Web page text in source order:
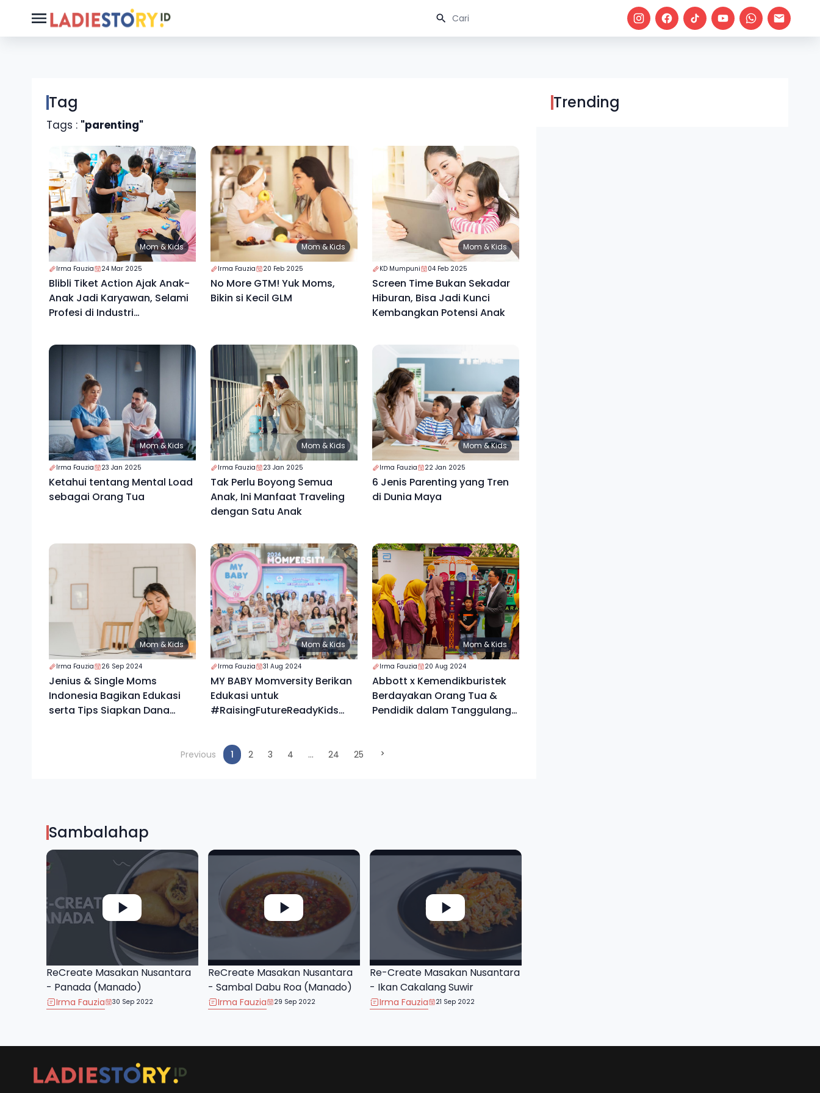
Tag
Tags : "parenting"
Mom & Kids
Irma Fauzia 24 Mar 2025
Blibli Tiket Action Ajak Anak-
Anak Jadi Karyawan, Selami
Profesi di Industri
Mom & Kids
Irma Fauzia 20 Feb 2025
No More GTM! Yuk Moms,
Bikin si Kecil GLM
Mom & Kids
KD Mumpuni 04 Feb 2025
Screen Time Bukan Sekadar
Hiburan, Bisa Jadi Kunci
Kembangkan Potensi Anak
Mom & Kids
Irma Fauzia 23 Jan 2025
Ketahui tentang Mental Load
sebagai Orang Tua
Mom & Kids
Irma Fauzia 23 Jan 2025
Tak Perlu Boyong Semua
Anak, Ini Manfaat Traveling
dengan Satu Anak
Mom & Kids
Irma Fauzia 22 Jan 2025
6 Jenis Parenting yang Tren
di Dunia Maya
Mom & Kids
Irma Fauzia 26 Sep 2024
Jenius & Single Moms
Indonesia Bagikan Edukasi
serta Tips Siapkan Dana
Mom & Kids
Irma Fauzia 31 Aug 2024
MY BABY Momversity Berikan
Edukasi untuk
#RaisingFutureReadyKids
Mom & Kids
Irma Fauzia 20 Aug 2024
Abbott x Kemendikburistek
Berdayakan Orang Tua &
Pendidik dalam Tanggulangi
Previous 1 (current)
2 3 4 ... 24 25
Trending
Sambalahap
ReCreate Masakan Nusantara
- Panada (Manado)
Irma Fauzia 30 Sep 2022
ReCreate Masakan Nusantara
- Sambal Dabu Roa (Manado)
Irma Fauzia 29 Sep 2022
Re-Create Masakan Nusantara
- Ikan Cakalang Suwir
Irma Fauzia 21 Sep 2022